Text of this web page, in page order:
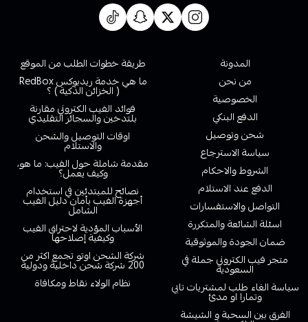
المدونة
من نحن
الخصوصية
الدفع البنكي
شحن وتوصيل
سياسة الاسترجاع
الشروط والاحكام
الدفع عند الاستلام
التواصل والاستفسارات
اسئلة الشائعة والمتكررة
ضمان الجودة والموثوقية
متجر فيب الكتروني جملة في
السعودية
سياسة الغاء طلب لمشتريات تابي
وتمارا او مدئ
الفرق بين السحبة و الشيشة
طريقة خطوات الطلب من الموقع
ما هي خدمة ريدبوكس RedBox
( الخزائن الذكية ) ؟
فوائد الفيب الكتروني مقارنة
بلتدخين والسجائر التقليدي
اوقات التوصيل والشحن
والاستلام
مقدمة شاملة حول الفيب: ما هو،
وكيف يعمل؟
نصائح للمبتدئين في استخدام
أجهزة الفيب بأمان دليل الفيب
الشامل
الأسباب المؤدية لاحتراق الفيب
وكيفية إصلاحها
شركة الشحن اوتو تجمع اكثر من
200 شركة شحن داخلية ودولية
نظام الولاء نقاط ومكافاة